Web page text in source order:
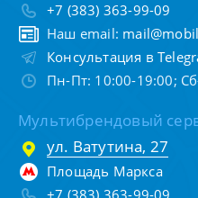
+7 (383) 363-99-09
Наш email:
Консультация в
Пн-Пт: 10:00-19:00;
Мультибрендовый
ул. Ватутина, 27
Площадь Маркса